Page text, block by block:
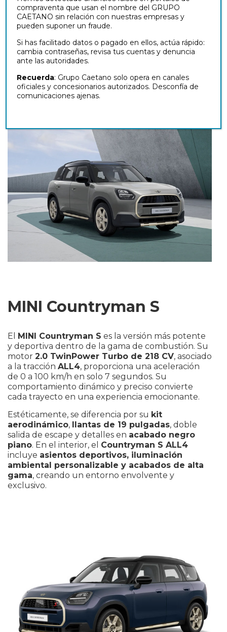
MINI.
EnMINICaetano , encontrarás financiación a
con seguro y mantenimiento incluidos. Si estás
buscando un SUV con carácter, tecnología de
última generación y la confianza de un servicio
oficial, el nuevoMINI Countryman es tu mejor
opción.
MINI Countryman S
El MINI Countryman S es la versión más potente
y deportiva dentro de la gama de combustión. Su
motor 2.0 TwinPower Turbo de 218 CV, asociado
a la tracción ALL4, proporciona una aceleración
de 0 a 100 km/h en solo 7 segundos. Su
comportamiento dinámico y preciso convierte
cada trayecto en una experiencia emocionante.
Estéticamente, se diferencia por su kit
aerodinámico, llantas de 19 pulgadas, doble
salida de escape y detalles en acabado negro
piano. En el interior, el Countryman S ALL4
incluye asientos deportivos, iluminación
ambiental personalizable y acabados de alta
gama, creando un entorno envolvente y
exclusivo.
compraventa que usan el nombre del GRUPO
CAETANO sin relación con nuestras empresas y
pueden suponer un fraude.
Si has facilitado datos o pagado en ellos, actúa rápido:
cambia contraseñas, revisa tus cuentas y denuncia
ante las autoridades.
Recuerda: Grupo Caetano solo opera en canales
oficiales y concesionarios autorizados. Desconfía de
comunicaciones ajenas.